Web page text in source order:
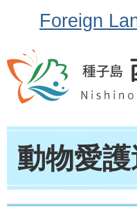
Foreign
動物愛